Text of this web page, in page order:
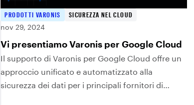
PRODOTTI VARONIS
SICUREZZA NEL CLOUD
nov 29, 2024
Vi presentiamo Varonis per Google Cloud
Il supporto di Varonis per Google Cloud offre un
approccio unificato e automatizzato alla
sicurezza dei dati per i principali fornitori di